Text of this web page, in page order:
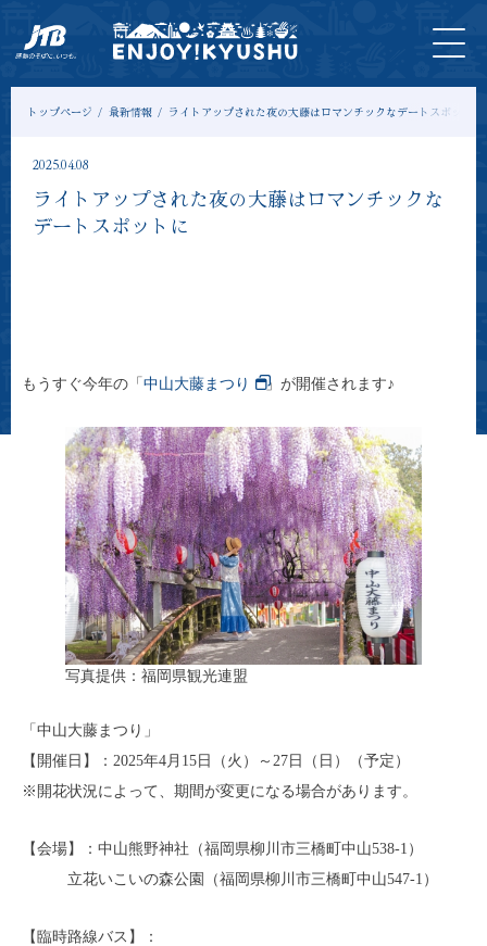
トップページ 最新情報 ライトアップされた夜の大藤はロマンチックなデートスポットに
2025.04.08
ライトアップされた夜の大藤はロマンチックな
デートスポットに
もうすぐ今年の「 中山大藤まつり 」が開催されます♪
写真提供：福岡県観光連盟
「中山大藤まつり」
【開催日】：2025年4月15日（火）～27日（日）（予定）
※開花状況によって、期間が変更になる場合があります。
【会場】：中山熊野神社（福岡県柳川市三橋町中山538-1）
立花いこいの森公園（福岡県柳川市三橋町中山547-1）
【臨時路線バス】：
HOME
最新
情報
ツアー
＆体験
入
場
券
宿
泊